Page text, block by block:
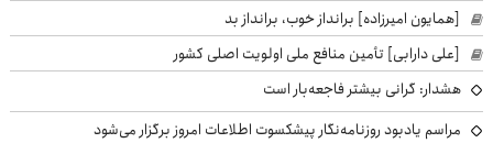
[همایون امیرزاده] برانداز خوب، برانداز بد
[علی دارابی] تأمین منافع ملی اولویت اصلی کشور
هشدار: گرانی بیشتر فاجعه‌بار است
مراسم یادبود روزنامه‌نگار پیشکسوت اطلاعات امروز برگزار می‌شود